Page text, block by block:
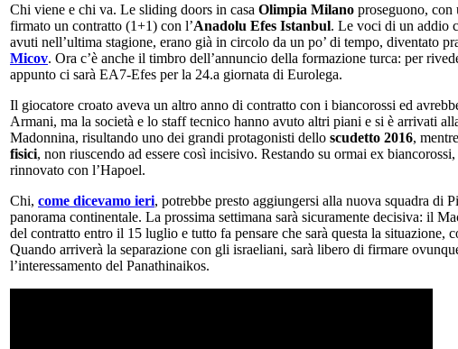
Chi viene e chi va. Le sliding doors in casa Olimpia Milano proseguono,
firmato un contratto (1+1) con l’Anadolu Efes Istanbul. Le voci di un addio
avuti nell’ultima stagione, erano già in circolo da un po’ di tempo, diventato
Micov. Ora c’è anche il timbro dell’annuncio della formazione turca: per
appunto ci sarà EA7-Efes per la 24.a giornata di Eurolega.
Il giocatore croato aveva un altro anno di contratto con i biancorossi ed
Armani, ma la società e lo staff tecnico hanno avuto altri piani e si è arrivati
Madonnina, risultando uno dei grandi protagonisti dello scudetto 2016,
fisici, non riuscendo ad essere così incisivo. Restando su ormai ex
rinnovato con l’Hapoel.
Chi, come dicevamo ieri, potrebbe presto aggiungersi alla nuova squadra di
panorama continentale. La prossima settimana sarà sicuramente decisiva: il
del contratto entro il 15 luglio e tutto fa pensare che sarà questa la situazione,
Quando arriverà la separazione con gli israeliani, sarà libero di firmare
l’interessamento del Panathinaikos.